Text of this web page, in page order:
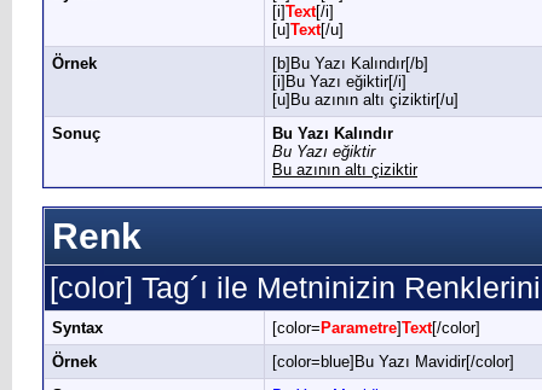
[i]Text[/i]
[u]Text[/u]
Örnek
[b]Bu Yazı Kalındır[/b]
[i]Bu Yazı eğiktir[/i]
[u]Bu azının altı çiziktir[/u]
Sonuç
Bu Yazı Kalındır
Bu Yazı eğiktir
Bu azının altı çiziktir
Renk
[color] Tag´ı ile Metninizin
Syntax [color= Parametre]Text[/color]
Örnek
[color=blue]Bu Yazı Mavidir[/color]